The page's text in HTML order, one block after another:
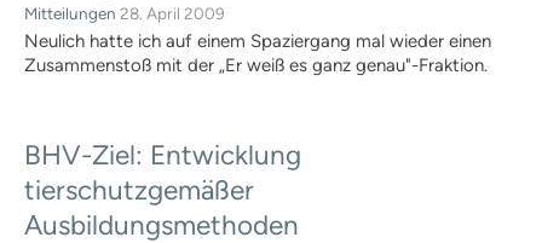
Mitteilungen 28. April 2009
Neulich hatte ich auf einem Spaziergang mal wieder einen
Zusammenstoß mit der „Er weiß es ganz genau"-Fraktion.
BHV-Ziel: Entwicklung
tierschutzgemäßer
Ausbildungsmethoden